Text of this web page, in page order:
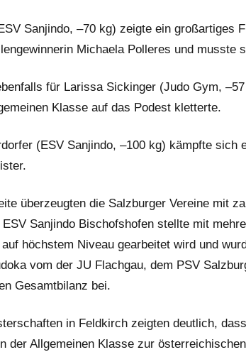
Sanjindo, –70 kg) zeigte ein großartiges
Michaela Polleres und musste
für Larissa Sickinger (Judo Gym,
Klasse auf das Podest kletterte.
(ESV Sanjindo, –100 kg) kämpfte
überzeugten die Salzburger Vereine mit
Sanjindo Bischofshofen stellte mit
höchstem Niveau gearbeitet wird und
vom der JU Flachgau, dem PSV
Gesamtbilanz bei.
in Feldkirch zeigten deutlich,
der Allgemeinen Klasse zur